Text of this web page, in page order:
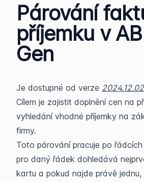
Párování
příjemku v
Gen
Je dostupné od verze
Cílem je zajistit doplnění cen na
vyhledání vhodné příjemky na
firmy.
Toto párování pracuje po
pro daný řádek dohledává
kartu a pokud najde právě